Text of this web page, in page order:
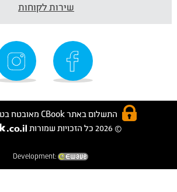
שירות לקוחות
התשלום באתר CBook מאובטח בטכנולוגית SSL
© 2026 כל הזכויות שמורות
Development: